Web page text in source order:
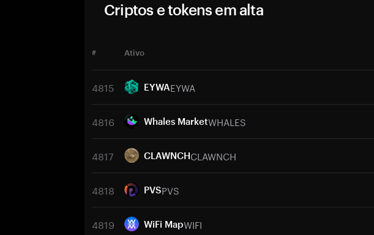
Criptos e tokens em alta
# Ativo
4815 EYWAEYWA
4816 Whales MarketWHALES
4817 CLAWNCHCLAWNCH
4818 PVSPVS
4819 WiFi MapWIFI